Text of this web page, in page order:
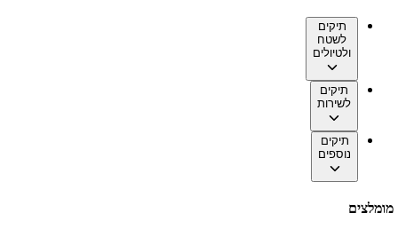
תיקים
לשטח
ולטיולים
תיקים
לשירות
תיקים
נוספים
מומלצים